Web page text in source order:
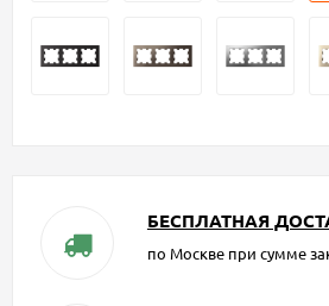
БЕСПЛАТНАЯ
по Москве при сумме